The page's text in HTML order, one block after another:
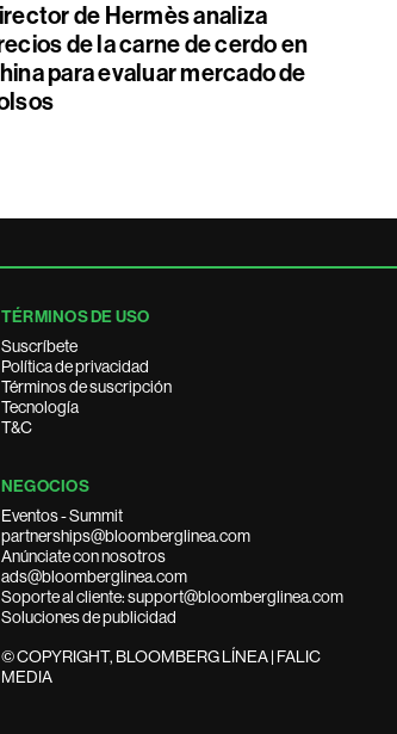
de Hermès analiza
de la carne de cerdo en
para evaluar mercado de
TÉRMINOS DE USO
Suscríbete
Política de privacidad
Términos de suscripción
Tecnología
T&C
NEGOCIOS
Eventos - Summit
partnerships@bloomberglinea.com
Anúnciate con nosotros
ads@bloomberglinea.com
Soporte al cliente: support@bloomberglinea.com
Soluciones de publicidad
© COPYRIGHT, BLOOMBERG LÍNEA | FALIC
MEDIA